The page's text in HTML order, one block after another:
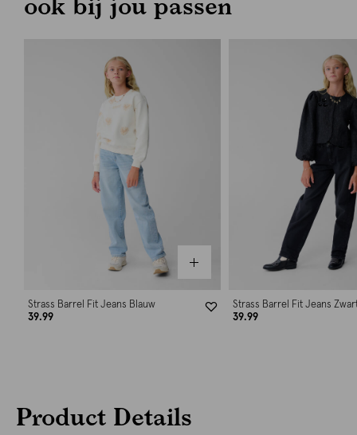
Strass Barrel Fit Jeans Blauw
39.99
Strass Barrel Fit Jeans
39.99
Product Details